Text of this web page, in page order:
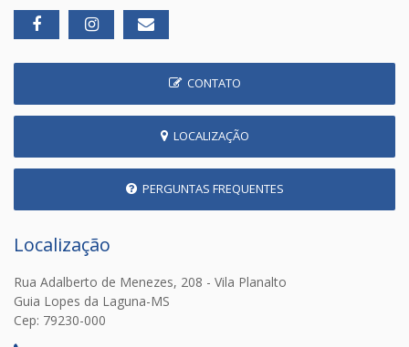
CONTATO
LOCALIZAÇÃO
PERGUNTAS FREQUENTES
Localização
Rua Adalberto de Menezes, 208 - Vila Planalto
Guia Lopes da Laguna-MS
Cep: 79230-000